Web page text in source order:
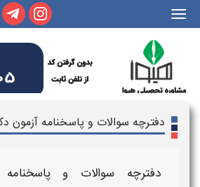
|||
دفترچه سوالات و پاسخنامه آزمون
دفترچه سوالات و